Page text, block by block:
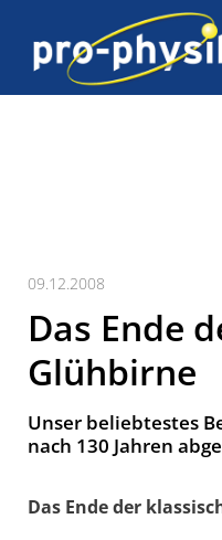
09.12.2008
Das Ende
Glühbirne
Unser beliebtestes
nach 130 Jahren
Das Ende der